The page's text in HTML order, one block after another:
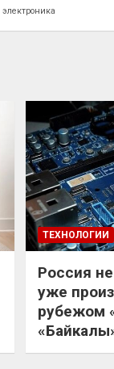
электроника
ТЕХНОЛОГИИ
Россия
уже
рубежом